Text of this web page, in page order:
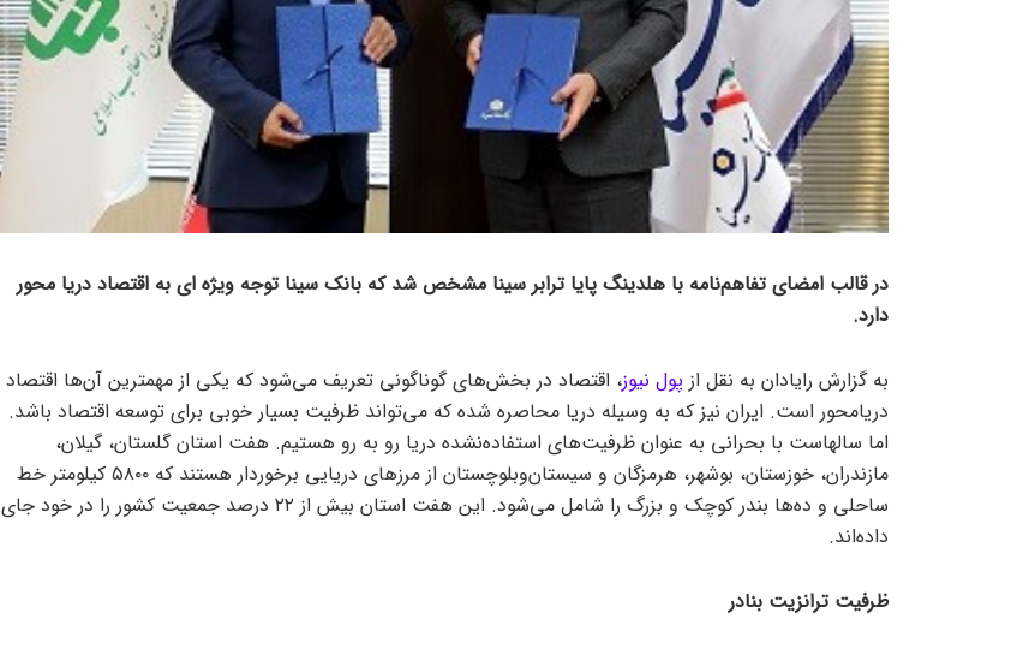
در قالب امضای تفاهم‌نامه با هلدینگ پایا ترابر سینا مشخص شد که بانک سینا توجه ویژه ای به اقتصاد دریا محور
دارد.
به گزارش رایادان به نقل از پول نیوز، اقتصاد در بخش‌های گوناگونی تعریف می‌شود که یکی از مهمترین آن‌ها اقتصاد
دریامحور است. ایران نیز که به وسیله دریا محاصره شده که می‌تواند ظرفیت بسیار خوبی برای توسعه اقتصاد باشد.
اما سالهاست با بحرانی به عنوان ظرفیت‌های استفاده‌نشده دریا رو به رو هستیم. هفت استان گلستان، گیلان،
مازندران، خوزستان، بوشهر، هرمزگان و سیستان‌وبلوچستان از مرز‌های دریایی برخوردار هستند که ۵۸۰۰ کیلومتر خط
ساحلی و ده‌ها بندر کوچک و بزرگ را شامل می‌شود. این هفت استان بیش از ۲۲ درصد جمعیت کشور را در خود جای
داده‌اند.
ظرفیت ترانزیت بنادر